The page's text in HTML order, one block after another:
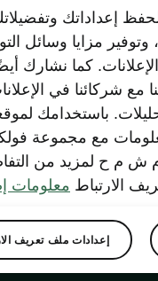
القيادة
المصنوعة من
إعداداتك
مزايا وسائل
كما نشارك
شركائنا في
باستخدامك
مع مجموعة
م ح لمزيد من
الارتباط معلومات
إعدادات ملف تعريف